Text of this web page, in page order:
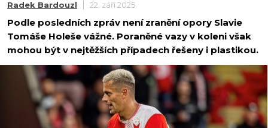
Radek Bardouzl 22. září 2025
Podle posledních zpráv není zranění opory Slavie
Tomáše Holeše vážné. Poraněné vazy v koleni však
mohou být v nejtěžších případech řešeny i plastikou.